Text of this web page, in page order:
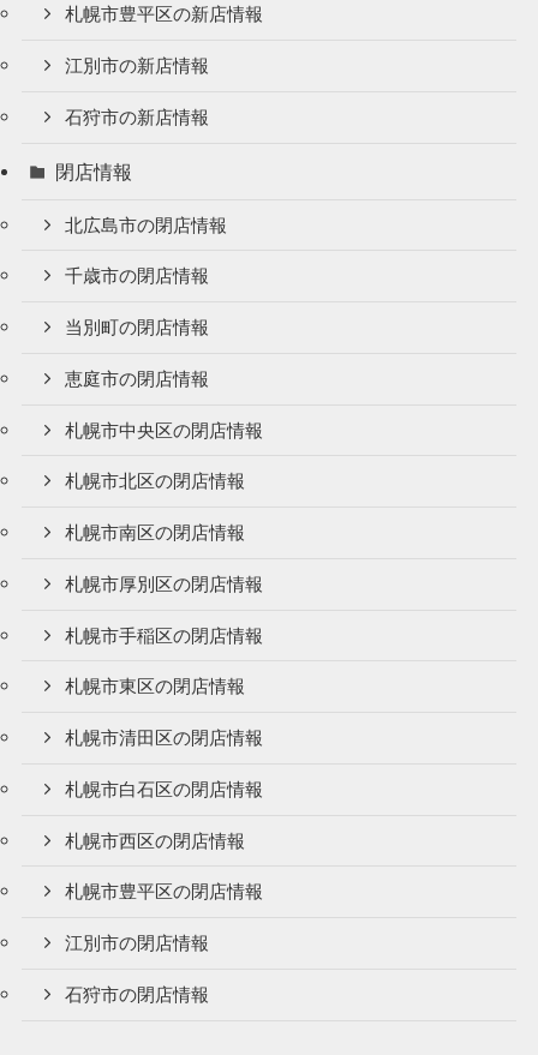
札幌市豊平区の新店情報
江別市の新店情報
石狩市の新店情報
閉店情報
北広島市の閉店情報
千歳市の閉店情報
当別町の閉店情報
恵庭市の閉店情報
札幌市中央区の閉店情報
札幌市北区の閉店情報
札幌市南区の閉店情報
札幌市厚別区の閉店情報
札幌市手稲区の閉店情報
札幌市東区の閉店情報
札幌市清田区の閉店情報
札幌市白石区の閉店情報
札幌市西区の閉店情報
札幌市豊平区の閉店情報
江別市の閉店情報
石狩市の閉店情報